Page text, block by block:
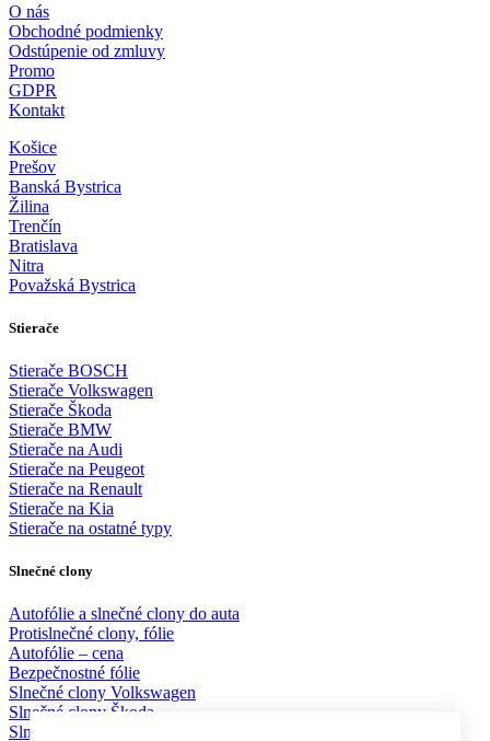
O nás
Obchodné podmienky
Odstúpenie od zmluvy
Promo
GDPR
Kontakt
Košice
Prešov
Banská Bystrica
Žilina
Trenčín
Bratislava
Nitra
Považská Bystrica
Stierače
Stierače BOSCH
Stierače Volkswagen
Stierače Škoda
Stierače BMW
Stierače na Audi
Stierače na Peugeot
Stierače na Renault
Stierače na Kia
Stierače na ostatné typy
Slnečné clony
Autofólie a slnečné clony do auta
Protislnečné clony, fólie
Autofólie – cena
Bezpečnostné fólie
Slnečné clony Volkswagen
Slnečné clony Škoda
Slnečné clony BMW